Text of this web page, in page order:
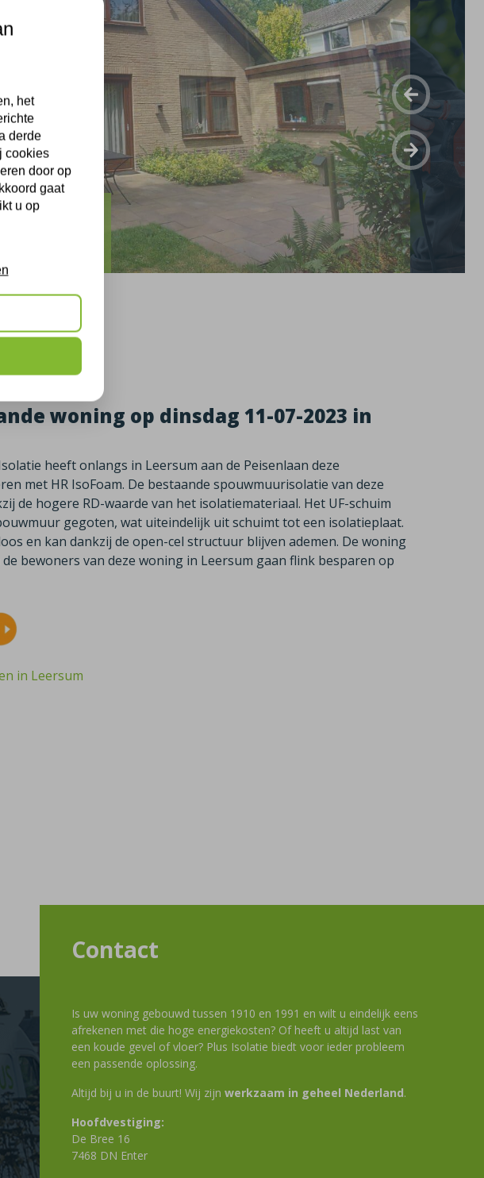
woning op dinsdag 11-07-2023 in
heeft onlangs in Leersum aan de Peisenlaan deze
met HR IsoFoam. De bestaande spouwmuurisolatie van deze
de hogere RD-waarde van het isolatiemateriaal. Het UF-schuim
gegoten, wat uiteindelijk uit schuimt tot een isolatieplaat.
en kan dankzij de open-cel structuur blijven ademen. De woning
bewoners van deze woning in Leersum gaan flink besparen op
in Leersum
Contact
Is uw woning gebouwd tussen 1910 en 1991 en wilt u eindelijk eens
afrekenen met die hoge energiekosten? Of heeft u altijd last van
een koude gevel of vloer? Plus Isolatie biedt voor ieder probleem
een passende oplossing.
Altijd bij u in de buurt! Wij zijn werkzaam in geheel Nederland.
Hoofdvestiging:
De Bree 16
7468 DN Enter
het
derde
cookies
door op
gaat
u op